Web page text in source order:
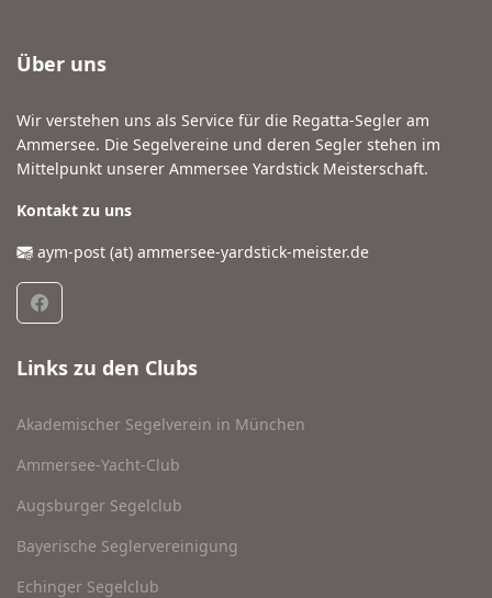
Über uns
Wir verstehen uns als Service für die Regatta-Segler am
Ammersee. Die Segelvereine und deren Segler stehen im
Mittelpunkt unserer Ammersee Yardstick Meisterschaft.
Kontakt zu uns
aym-post (at) ammersee-yardstick-meister.de
Links zu den Clubs
Akademischer Segelverein in München
Ammersee-Yacht-Club
Augsburger Segelclub
Bayerische Seglervereinigung
Echinger Segelclub